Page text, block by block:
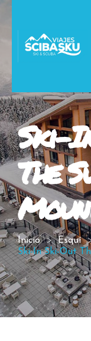
Ski-
The
Inicio Esquí
Ski-In Ski-Out